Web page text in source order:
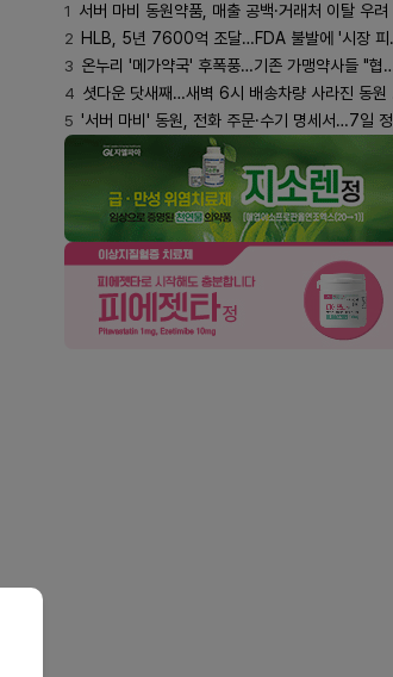
1 서버 마비 동원약품, 매출 공백·거래처 이탈 우려
2 HLB, 5년 7600억 조달…FDA 불발에 '시장 피로감'
3 온누리 '메가약국' 후폭풍…기존 가맹약사들 "협의체 만들자"
4 셧다운 닷새째…새벽 6시 배송차량 사라진 동원 물류센터
5 '서버 마비' 동원, 전화 주문·수기 명세서…7일 정상화 되나